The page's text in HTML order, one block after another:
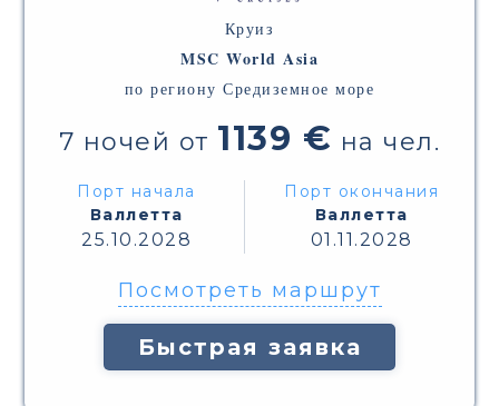
Круиз
MSC World Asia
по региону Средиземное море
7 ночей от 1139 € на чел.
Порт начала
Валлетта
25.10.2028
Порт окончания
Валлетта
01.11.2028
Посмотреть маршрут
Быстрая заявка